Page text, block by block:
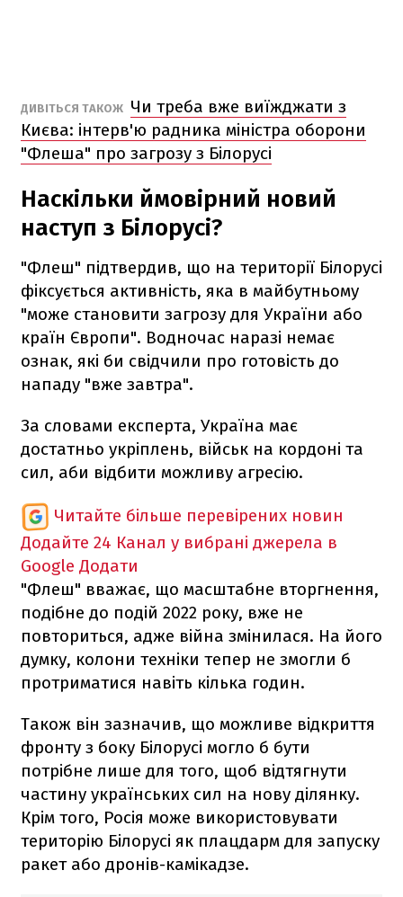
ДИВІТЬСЯ ТАКОЖ Чи треба вже виїжджати з
Києва: інтерв'ю радника міністра оборони
"Флеша" про загрозу з Білорусі
Наскільки ймовірний новий
наступ з Білорусі?
"Флеш" підтвердив, що на території Білорусі
фіксується активність, яка в майбутньому
"може становити загрозу для України або
країн Європи". Водночас наразі немає
ознак, які би свідчили про готовість до
нападу "вже завтра".
За словами експерта, Україна має
достатньо укріплень, військ на кордоні та
сил, аби відбити можливу агресію.
Читайте більше перевірених новин
Додайте 24 Канал у вибрані джерела в
Google Додати
"Флеш" вважає, що масштабне вторгнення,
подібне до подій 2022 року, вже не
повториться, адже війна змінилася. На його
думку, колони техніки тепер не змогли б
протриматися навіть кілька годин.
Також він зазначив, що можливе відкриття
фронту з боку Білорусі могло б бути
потрібне лише для того, щоб відтягнути
частину українських сил на нову ділянку.
Крім того, Росія може використовувати
територію Білорусі як плацдарм для запуску
ракет або дронів-камікадзе.